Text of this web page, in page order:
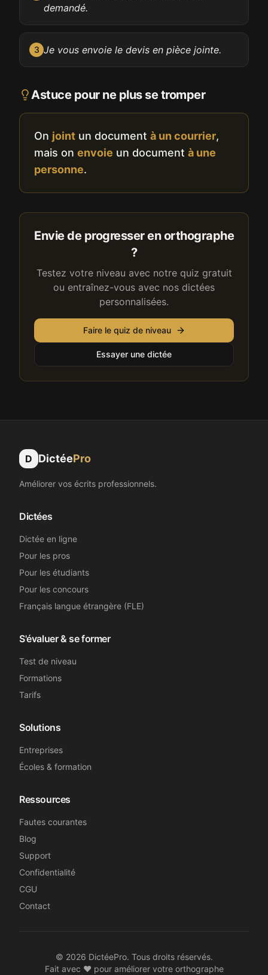
demandé.
3 Je vous envoie le devis en pièce jointe.
Astuce pour ne plus se tromper
On joint un document à un courrier,
mais on envoie un document à une
personne.
Envie de progresser en orthographe
?
Testez votre niveau avec notre quiz gratuit
ou entraînez-vous avec nos dictées
personnalisées.
Faire le quiz de niveau
Essayer une dictée
D DictéePro
Améliorer vos écrits professionnels.
Dictées
Dictée en ligne
Pour les pros
Pour les étudiants
Pour les concours
Français langue étrangère (FLE)
S'évaluer & se former
Test de niveau
Formations
Tarifs
Solutions
Entreprises
Écoles & formation
Ressources
Fautes courantes
Blog
Support
Confidentialité
CGU
Contact
© 2026 DictéePro. Tous droits réservés.
Fait avec ❤️ pour améliorer votre orthographe